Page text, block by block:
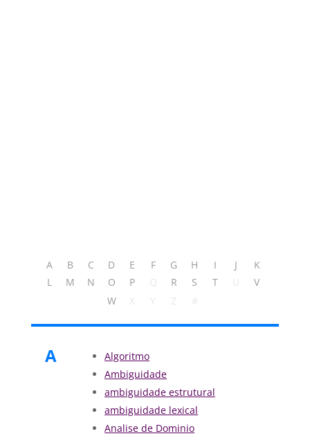
A B C D E F G H I J
K
L
M N O P Q R S T U
V
W
X Y Z #
A
Algoritmo
Ambiguidade
ambiguidade estrutural
ambiguidade lexical
Analise de Dominio